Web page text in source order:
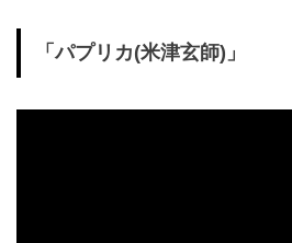
「パプリカ(米津玄師)」